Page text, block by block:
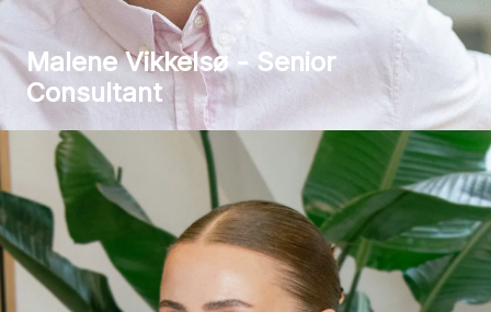
Malene Vikkelsø - Senior
Consultant